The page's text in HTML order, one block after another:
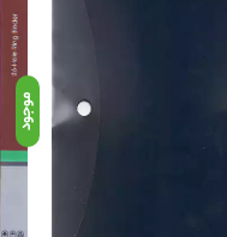
موجود